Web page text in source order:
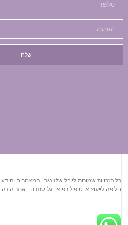
שלח
כל הזכויות שמורות ליובל שלזינגר. המאמרים
חלופה לייעוץ או טיפול רפואי. גלישתכם באתר